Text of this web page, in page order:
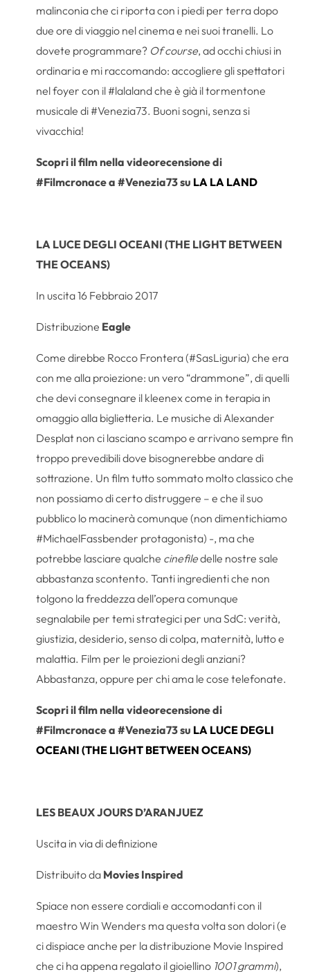
malinconia che ci riporta con i piedi per terra dopo
due ore di viaggio nel cinema e nei suoi tranelli. Lo
dovete programmare? Of course, ad occhi chiusi in
ordinaria e mi raccomando: accogliere gli spettatori
nel foyer con il #lalaland che è già il tormentone
musicale di #Venezia73. Buoni sogni, senza si
vivacchia!
Scopri il film nella videorecensione di
#Filmcronace a #Venezia73 su LA LA LAND
LA LUCE DEGLI OCEANI (THE LIGHT BETWEEN
THE OCEANS)
In uscita 16 Febbraio 2017
Distribuzione Eagle
Come direbbe Rocco Frontera (#SasLiguria) che era
con me alla proiezione: un vero “drammone”, di quelli
che devi consegnare il kleenex come in terapia in
omaggio alla biglietteria. Le musiche di Alexander
Desplat non ci lasciano scampo e arrivano sempre fin
troppo prevedibili dove bisognerebbe andare di
sottrazione. Un film tutto sommato molto classico che
non possiamo di certo distruggere – e che il suo
pubblico lo macinerà comunque (non dimentichiamo
#MichaelFassbender protagonista) -, ma che
potrebbe lasciare qualche cinefiledelle nostre sale
abbastanza scontento. Tanti ingredienti che non
tolgono la freddezza dell’opera comunque
segnalabile per temi strategici per una SdC: verità,
giustizia, desiderio, senso di colpa, maternità, lutto e
malattia. Film per le proiezioni degli anziani?
Abbastanza, oppure per chi ama le cose telefonate.
Scopri il film nella videorecensione di
#Filmcronace a #Venezia73 su LA LUCE DEGLI
OCEANI (THE LIGHT BETWEEN OCEANS)
LES BEAUX JOURS D’ARANJUEZ
Uscita in via di definizione
Distribuito da Movies Inspired
Spiace non essere cordiali e accomodanti con il
maestro Win Wenders ma questa volta son dolori (e
ci dispiace anche per la distribuzione Movie Inspired
che ci ha appena regalato il gioiellino 1001 grammi),